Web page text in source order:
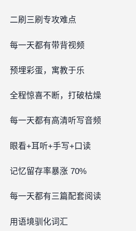
二刷三刷专攻难点
每一天都有带背视频
预埋彩蛋，寓教于乐‍‍‍‍
全程惊喜不断，打破枯燥
每一天都有高清听写音频
眼看+耳听+手写+口读
记忆留存率暴涨 70%
每一天都有三篇配套阅读
用语境驯化词汇